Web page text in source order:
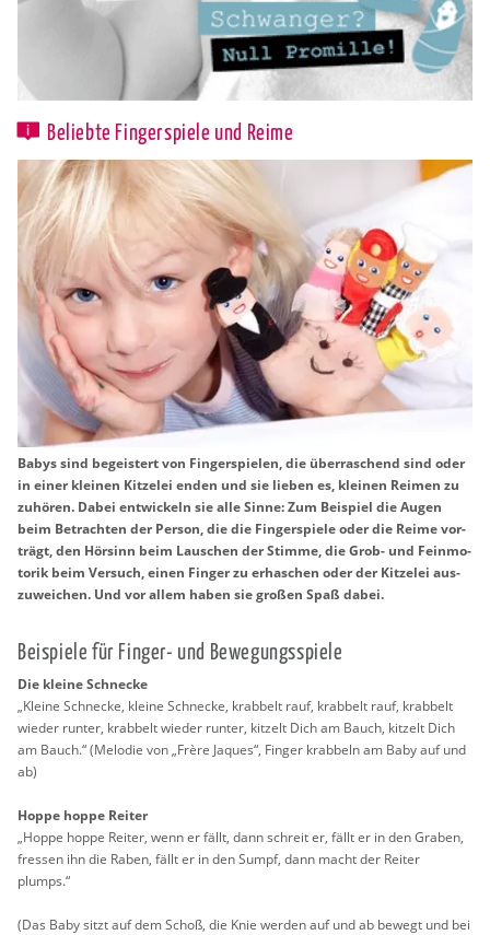
Beliebte Fingerspiele und Reime
Babys sind be­geis­tert von Fin­ger­spie­len, die über­ra­schend sind oder
in einer klei­nen Kit­ze­lei enden und sie lie­ben es, klei­nen Rei­men zu
zu­hö­ren. Dabei ent­wi­ckeln sie alle Sinne: Zum Bei­spiel die Augen
beim Be­trach­ten der Per­son, die die Fin­ger­spie­le oder die Reime vor­
trägt, den Hör­sinn beim Lau­schen der Stim­me, die Grob- und Fein­mo­
to­rik beim Ver­such, einen Fin­ger zu er­ha­schen oder der Kit­ze­lei aus­
zu­wei­chen. Und vor allem haben sie gro­ßen Spaß dabei.
Bei­spie­le für Fin­ger- und Be­we­gungs­spie­le
Die klei­ne Schne­cke
„Klei­ne Schne­cke, klei­ne Schne­cke, krab­belt rauf, krab­belt rauf, krab­belt
wie­der run­ter, krab­belt wie­der run­ter, kit­zelt Dich am Bauch, kit­zelt Dich
am Bauch.“ (Me­lo­die von „Frère Ja­ques“, Fin­ger krab­beln am Baby auf und
ab)
Hoppe hoppe Rei­ter
„Hoppe hoppe Rei­ter, wenn er fällt, dann schreit er, fällt er in den Gra­ben,
fres­sen ihn die Raben, fällt er in den Sumpf, dann macht der Rei­ter
plumps.“
(Das Baby sitzt auf dem Schoß, die Knie wer­den auf und ab be­wegt und bei